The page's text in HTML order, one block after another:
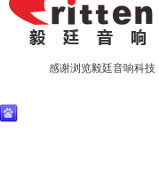
感谢浏览毅廷音响科技